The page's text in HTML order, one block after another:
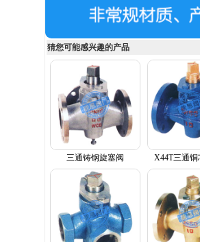
猜您可能感兴趣的产品
三通铸钢旋塞阀 X44T三通铜